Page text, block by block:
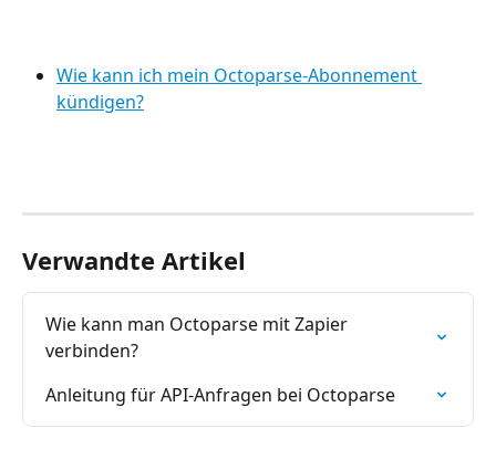
Wie kann ich mein Octoparse-Abonnement
kündigen?
Verwandte Artikel
Wie kann man Octoparse mit Zapier
verbinden?
Anleitung für API-Anfragen bei Octoparse